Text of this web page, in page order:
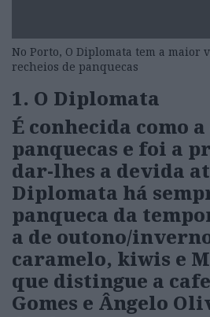
No Porto, O Diplomata tem a maior
recheios de panquecas
1. O Diplomata
É conhecida como a
panquecas e foi a
dar-lhes a devida
Diplomata há
panqueca da
a de outono/
caramelo, kiwis e
que distingue a
Gomes e Ângelo